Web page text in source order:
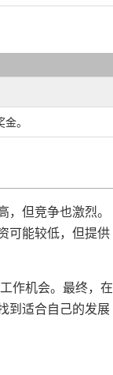
。
但竞争也激烈。
可能较低，但提供
作机会。最终，在
到适合自己的发展